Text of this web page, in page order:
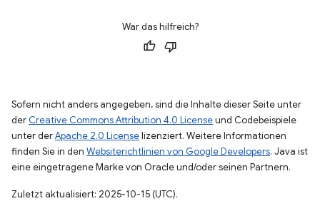
War das hilfreich?
Sofern nicht anders angegeben, sind die Inhalte dieser Seite unter
der Creative Commons Attribution 4.0 Licenseund Codebeispiele
unter derApache 2.0 Licenselizenziert. Weitere Informationen
finden Sie in den Websiterichtlinien von Google Developers. Java ist
eine eingetragene Marke von Oracle und/oder seinen Partnern.
Zuletzt aktualisiert: 2025-10-15 (UTC).